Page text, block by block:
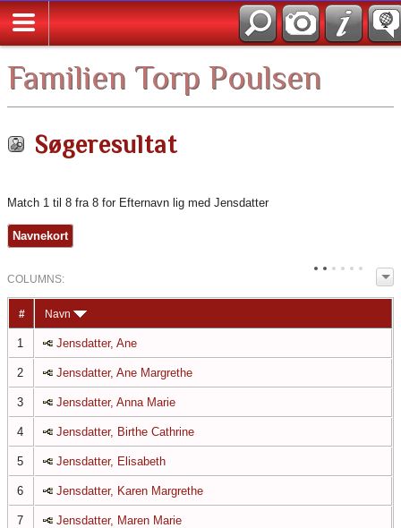
Familien Torp Poulsen
Søgeresultat
Match 1 til 8 fra 8 for Efternavn lig med Jensdatter
Navnekort
COLUMN S:
# Navn
1 Jensdatter, Ane
2 Jensdatter, Ane Margrethe
3 Jensdatter, Anna Marie
4 Jensdatter, Birthe Cathrine
5 Jensdatter, Elisabeth
6 Jensdatter, Karen Margrethe
7 Jensdatter, Maren Marie